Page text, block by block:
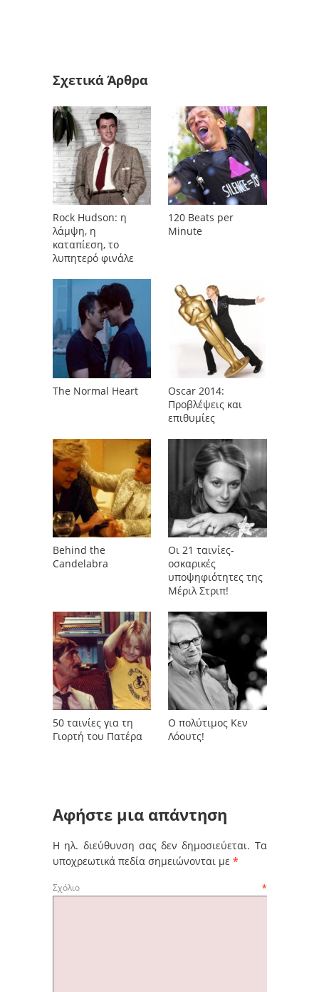
Σχετικά Άρθρα
Rock Hudson: η
λάμψη, η
καταπίεση, το
λυπητερό φινάλε
120 Beats per
Minute
The Normal Heart
Oscar 2014:
Προβλέψεις και
επιθυμίες
Behind the
Candelabra
Οι 21 ταινίες-
οσκαρικές
υποψηφιότητες της
Μέριλ Στριπ!
50 ταινίες για τη
Γιορτή του Πατέρα
Ο πολύτιμος Κεν
Λόουτς!
Αφήστε μια απάντηση
Η ηλ. διεύθυνση σας δεν δημοσιεύεται. Τα
υποχρεωτικά πεδία σημειώνονται με *
Σχόλιο *